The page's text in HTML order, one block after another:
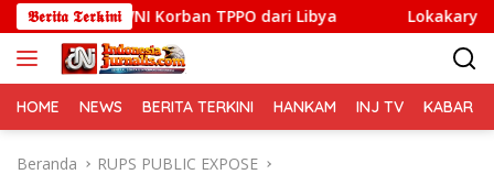
Langsung
ke
konten
𝕭𝖊𝖗𝖎𝖙𝖆 𝕿𝖊𝖗𝖐𝖎𝖓𝖎
Korban TPPO dari Libya Lokakarya Regional
HOME NEWS BERITA TERKINI HANKAM INJ TV KABAR
Beranda RUPS PUBLIC EXPOSE